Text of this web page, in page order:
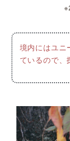
境内にはユニ
ているので、